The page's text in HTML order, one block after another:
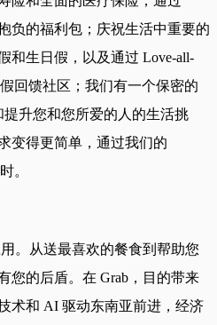
负的福利包；庆祝生活中重要的
和生日假，以及通过 Love-all-
回馈社区；我们有一个保密的
提升您和您所爱的人的生活挑
变得更简单，通过我们的
。
。从送最喜欢的餐食到帮助您
您的后盾。在 Grab，目的带来
术和 AI 驱动东南亚前进，经济